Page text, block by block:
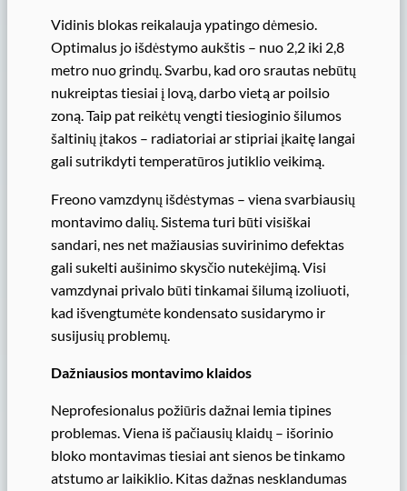
Vidinis blokas reikalauja ypatingo dėmesio.
Optimalus jo išdėstymo aukštis – nuo 2,2 iki 2,8
metro nuo grindų. Svarbu, kad oro srautas nebūtų
nukreiptas tiesiai į lovą, darbo vietą ar poilsio
zoną. Taip pat reikėtų vengti tiesioginio šilumos
šaltinių įtakos – radiatoriai ar stipriai įkaitę langai
gali sutrikdyti temperatūros jutiklio veikimą.
Freono vamzdynų išdėstymas – viena svarbiausių
montavimo dalių. Sistema turi būti visiškai
sandari, nes net mažiausias suvirinimo defektas
gali sukelti aušinimo skysčio nutekėjimą. Visi
vamzdynai privalo būti tinkamai šilumą izoliuoti,
kad išvengtumėte kondensato susidarymo ir
susijusių problemų.
Dažniausios montavimo klaidos
Neprofesionalus požiūris dažnai lemia tipines
problemas. Viena iš pačiausių klaidų – išorinio
bloko montavimas tiesiai ant sienos be tinkamo
atstumo ar laikiklio. Kitas dažnas nesklandumas